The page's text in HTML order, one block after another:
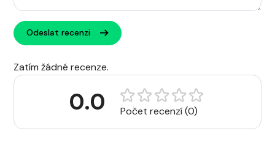
Odeslat recenzi
Zatím žádné recenze.
0.0 Počet recenzí (0)